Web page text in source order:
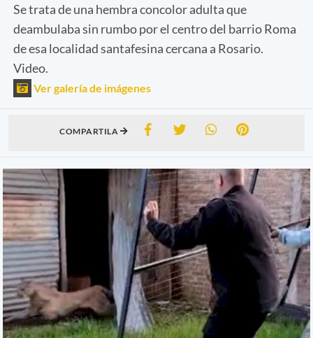
Se trata de una hembra concolor adulta que
deambulaba sin rumbo por el centro del barrio Roma
de esa localidad santafesina cercana a Rosario.
Video.
Ver galería de imágenes
COMPARTILA